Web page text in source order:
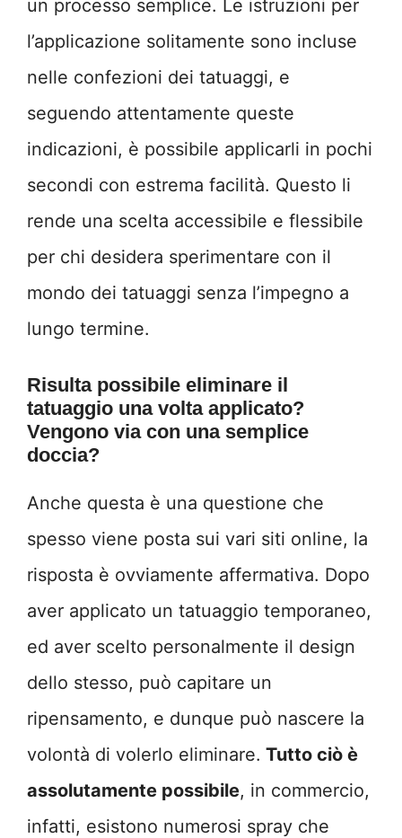
un processo semplice. Le istruzioni per
l’applicazione solitamente sono incluse
nelle confezioni dei tatuaggi, e
seguendo attentamente queste
indicazioni, è possibile applicarli in pochi
secondi con estrema facilità. Questo li
rende una scelta accessibile e flessibile
per chi desidera sperimentare con il
mondo dei tatuaggi senza l’impegno a
lungo termine.
Risulta possibile eliminare il
tatuaggio una volta applicato?
Vengono via con una semplice
doccia?
Anche questa è una questione che
spesso viene posta sui vari siti online, la
risposta è ovviamente affermativa. Dopo
aver applicato un tatuaggio temporaneo,
ed aver scelto personalmente il design
dello stesso, può capitare un
ripensamento, e dunque può nascere la
volontà di volerlo eliminare. Tutto ciò è
assolutamente possibile, in commercio,
infatti, esistono numerosi spray che